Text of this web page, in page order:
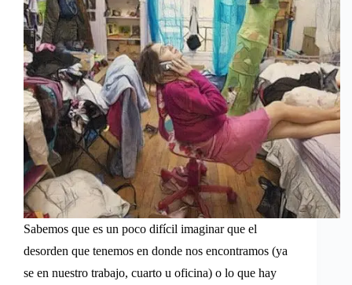
Sabemos que es un poco difícil imaginar que el
desorden que tenemos en donde nos encontramos (ya
se en nuestro trabajo, cuarto u oficina) o lo que hay